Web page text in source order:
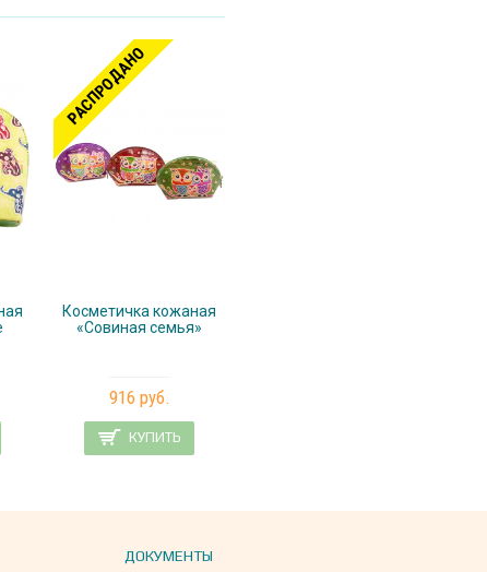
РАСПРОДАНО
Косметичка кожаная
«Совиная семья»
916 руб.
КУПИТЬ
ДОКУМЕНТЫ